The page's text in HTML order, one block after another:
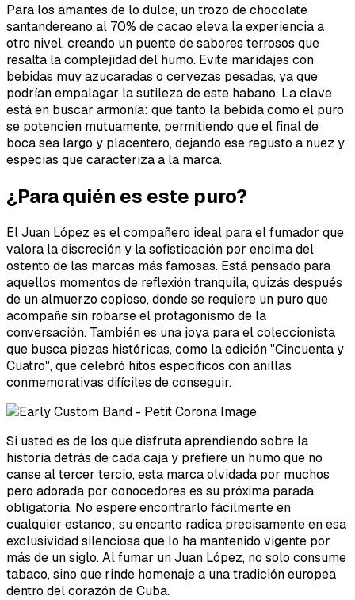
Para los amantes de lo dulce, un trozo de chocolate
santandereano al 70% de cacao eleva la experiencia a
otro nivel, creando un puente de sabores terrosos que
resalta la complejidad del humo. Evite maridajes con
bebidas muy azucaradas o cervezas pesadas, ya que
podrían empalagar la sutileza de este habano. La clave
está en buscar armonía: que tanto la bebida como el puro
se potencien mutuamente, permitiendo que el final de
boca sea largo y placentero, dejando ese regusto a nuez y
especias que caracteriza a la marca.
¿Para quién es este puro?
El Juan López es el compañero ideal para el fumador que
valora la discreción y la sofisticación por encima del
ostento de las marcas más famosas. Está pensado para
aquellos momentos de reflexión tranquila, quizás después
de un almuerzo copioso, donde se requiere un puro que
acompañe sin robarse el protagonismo de la
conversación. También es una joya para el coleccionista
que busca piezas históricas, como la edición "Cincuenta y
Cuatro", que celebró hitos específicos con anillas
conmemorativas difíciles de conseguir.
Si usted es de los que disfruta aprendiendo sobre la
historia detrás de cada caja y prefiere un humo que no
canse al tercer tercio, esta marca olvidada por muchos
pero adorada por conocedores es su próxima parada
obligatoria. No espere encontrarlo fácilmente en
cualquier estanco; su encanto radica precisamente en esa
exclusividad silenciosa que lo ha mantenido vigente por
más de un siglo. Al fumar un Juan López, no solo consume
tabaco, sino que rinde homenaje a una tradición europea
dentro del corazón de Cuba.